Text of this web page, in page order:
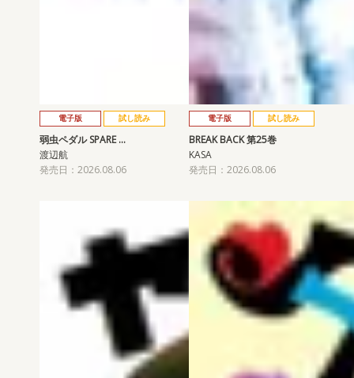
電子版 試し読み
弱虫ペダル SPARE …
渡辺航
発売日：2026.08.06
電子版 試し読み
BREAK BACK 第25巻
KASA
発売日：2026.08.06